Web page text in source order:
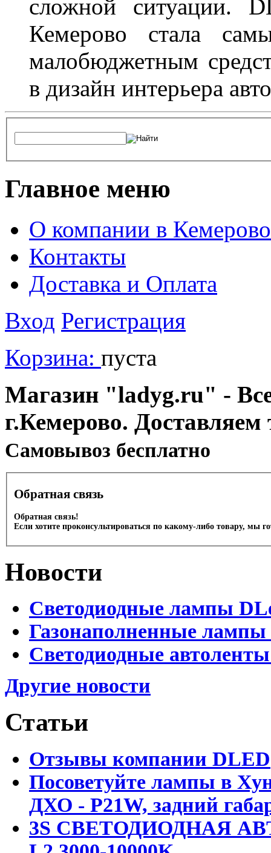
сложной ситуации.
Кемерово стала
малобюджетным
в дизайн интерьера
Главное меню
О компании в Кемерово
Контакты
Доставка и Оплата
Вход Регистрация
Корзина: пуста
Магазин "ladyg.ru" -
г.Кемерово.
Cамовывоз бесплатно
Обратная связь
Обратная связь!
Если хотите проконсультироваться по какому-либо товару, мы
Новости
Светодиодные лампы
Газонаполненные
Светодиодные
Другие новости
Статьи
Отзывы компании DLED
Посоветуйте лампы в
ДХО - P21W, задний
3S СВЕТОДИОДНАЯ